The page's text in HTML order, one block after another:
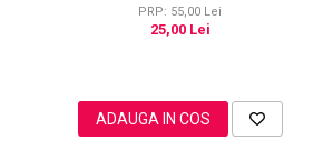
PRP: 55,00 Lei
25,00 Lei
ADAUGA IN COS